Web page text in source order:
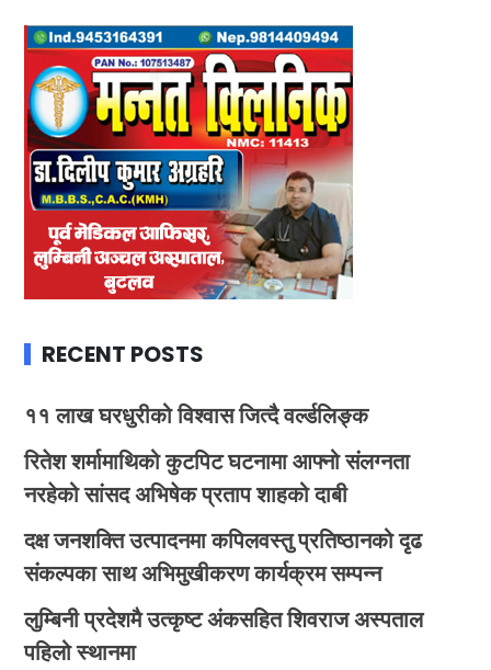
RECENT POSTS
११ लाख घरधुरीको विश्वास जित्दै वर्ल्डलिङ्क
रितेश शर्मामाथिको कुटपिट घटनामा आफ्नो संलग्नता
नरहेको सांसद अभिषेक प्रताप शाहको दाबी
दक्ष जनशक्ति उत्पादनमा कपिलवस्तु प्रतिष्ठानको दृढ
संकल्पका साथ अभिमुखीकरण कार्यक्रम सम्पन्न
लुम्बिनी प्रदेशमै उत्कृष्ट अंकसहित शिवराज अस्पताल
पहिलो स्थानमा